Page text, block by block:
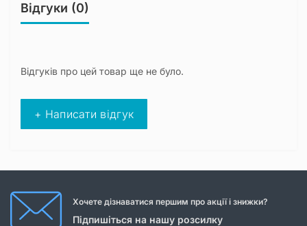
Відгуки (0)
Відгуків про цей товар ще не було.
+ Написати відгук
Хочете дізнаватися першим про акції і знижки?
Підпишіться на нашу розсилку